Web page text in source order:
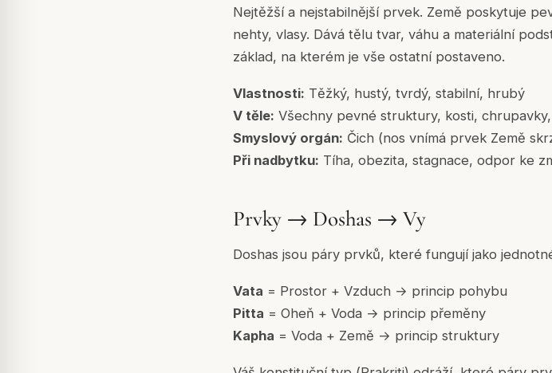
Nejtěžší a nejstabilnější prvek. Země poskytuje
nehty, vlasy. Dává tělu tvar, váhu a materiální
základ, na kterém je vše ostatní postaveno.
Vlastnosti: Těžký, hustý, tvrdý, stabilní, hrubý
V těle: Všechny pevné struktury, kosti,
Smyslový orgán: Čich (nos vnímá prvek Země
Při nadbytku: Tíha, obezita, stagnace, odpor ke
Prvky → Doshas → Vy
Doshas jsou páry prvků, které fungují jako
Vata = Prostor + Vzduch → princip pohybu
Pitta = Oheň + Voda → princip přeměny
Kapha = Voda + Země → princip struktury